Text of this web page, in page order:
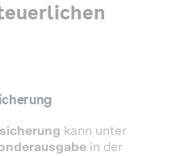
kann unter
in der